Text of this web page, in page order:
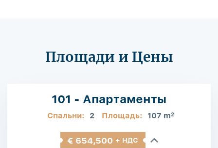
Площади и Цены
101 - Апартаменты
Спальни: 2 Площадь: 107 m2
€ 654,500 + НДС